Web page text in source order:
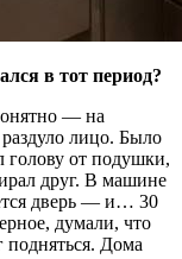
в тот период?
— на
лицо. Было
голову от подушки,
друг. В машине
дверь — и… 30
думали, что
подняться. Дома